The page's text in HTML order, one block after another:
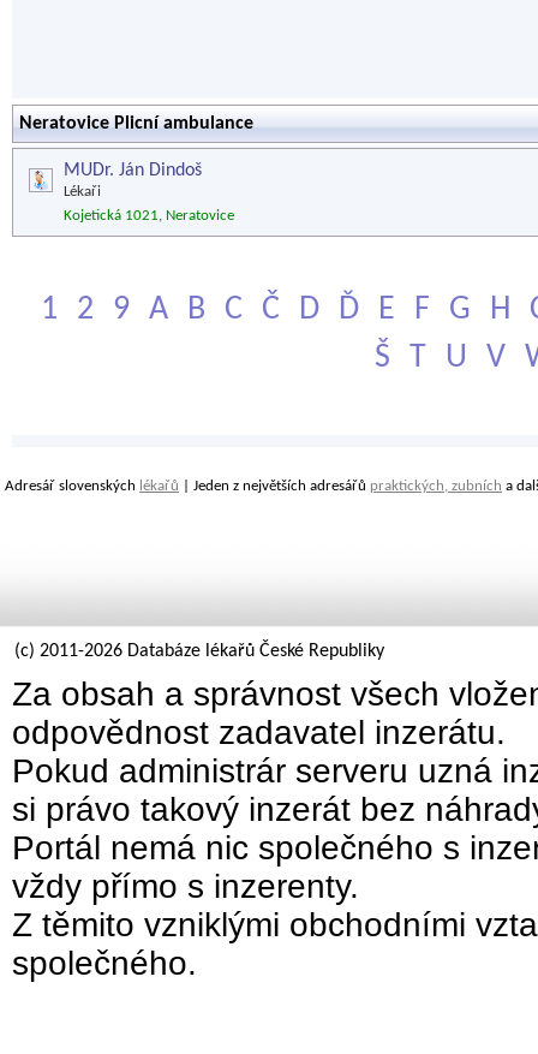
Neratovice Plicní ambulance
MUDr. Ján Dindoš
Lékaři
Kojetická 1021, Neratovice
1 2 9 A B C Č D Ď E F G H
Š
T U V
Adresář slovenských lékařů | Jeden z největších adresářů praktických, zubních a
(c) 2011-2026 Databáze lékařů České Republiky
Za obsah a správnost všech
odpovědnost zadavatel inzerátu.
Pokud administrár serveru uzná
si právo takový inzerát bez
Portál nemá nic společného s
vždy přímo s inzerenty.
Z těmito vzniklými obchodními
společného.